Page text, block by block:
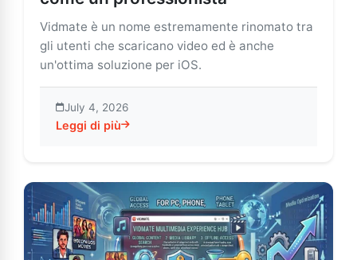
Vidmate è un nome estremamente rinomato tra
gli utenti che scaricano video ed è anche
un'ottima soluzione per iOS.
July 4, 2026
Leggi di più
about Vidmate su iOS: la guida essenziale per